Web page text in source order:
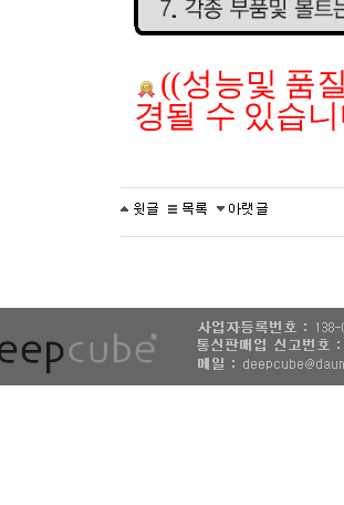
((성능및 품
경될 수 있습